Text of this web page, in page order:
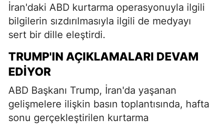
İran'daki ABD kurtarma operasyonuyla ilgili
bilgilerin sızdırılmasıyla ilgili de medyayı
sert bir dille eleştirdi.
TRUMP'IN AÇIKLAMALARI DEVAM
EDIYOR
ABD Başkanı Trump, İran'da yaşanan
gelişmelere ilişkin basın toplantısında, hafta
sonu gerçekleştirilen kurtarma